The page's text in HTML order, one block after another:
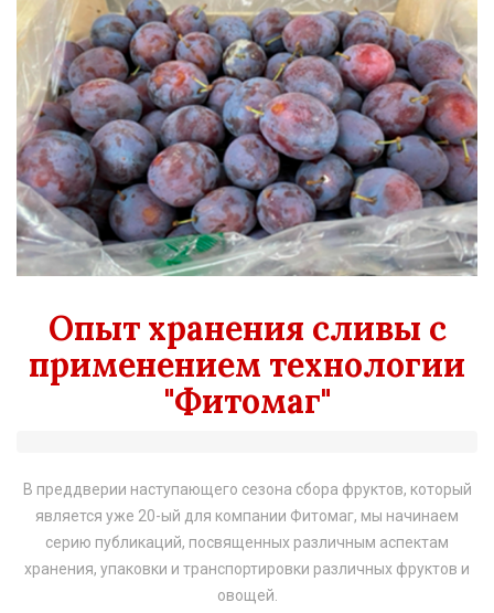
Опыт хранения сливы с
применением технологии
"Фитомаг"
В преддверии наступающего сезона сбора фруктов, который
является уже 20-ый для компании Фитомаг, мы начинаем
серию публикаций, посвященных различным аспектам
хранения, упаковки и транспортировки различных фруктов и
овощей.